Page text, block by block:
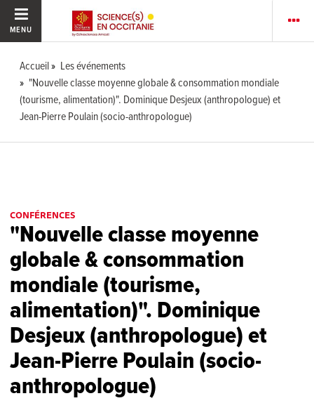
MENU
Accueil
Les événements
"Nouvelle classe moyenne globale & consommation mondiale
(tourisme, alimentation)". Dominique Desjeux (anthropologue) et
Jean-Pierre Poulain (socio-anthropologue)
CONFÉRENCES
"Nouvelle classe moyenne
globale & consommation
mondiale (tourisme,
alimentation)". Dominique
Desjeux (anthropologue) et
Jean-Pierre Poulain (socio-
anthropologue)